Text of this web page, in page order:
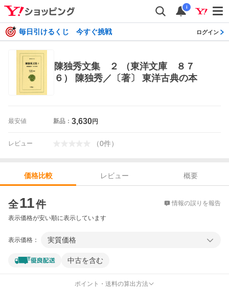
i
毎日引けるくじ 今すぐ挑戦 ログイン
陳独秀文集 ２ （東洋文庫 ８７
６） 陳独秀／〔著〕 東洋古典の本
最安値 新品： 3,630円
レビュー （0件）
価格比較 レビュー
概要
全11件 情報の誤りを報告
表示価格が安い順に表示しています
表示価格： 実質価格
中古を含む
ポイント・送料の算出方法